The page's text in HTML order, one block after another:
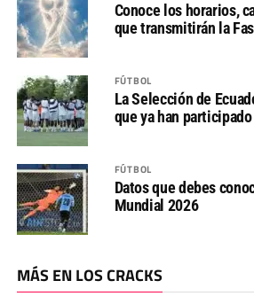
Conoce los horarios,
que transmitirán la
FÚTBOL
La Selección de
que ya han
FÚTBOL
Datos que debes
Mundial 2026
MÁS EN LOS CRACKS